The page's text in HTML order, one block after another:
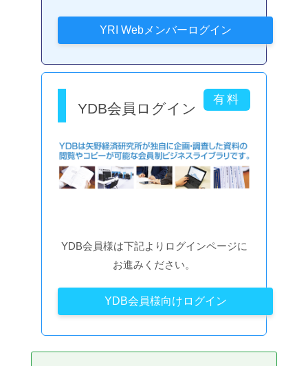
YDB会員ログイン
YDB会員様は下記よりログインページに
お進みください。
YDB会員様向けログイン